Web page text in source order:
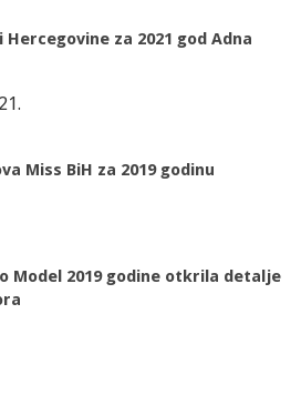
Hercegovine za 2021 god Adna
Miss BiH za 2019 godinu
Model 2019 godine otkrila detalje